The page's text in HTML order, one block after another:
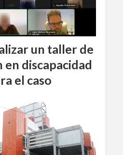
un taller de
en discapacidad
el caso